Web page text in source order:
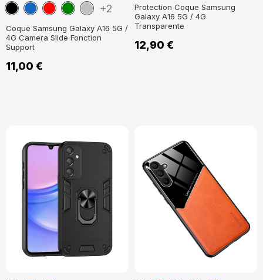
NoirBleuRouge
VertArgent
+2
Coque Samsung Galaxy A16 5G /
4G Camera Slide Fonction
Support
11,00 €
Protection Coque Samsung
Galaxy A16 5G / 4G
Transparente
12,90 €